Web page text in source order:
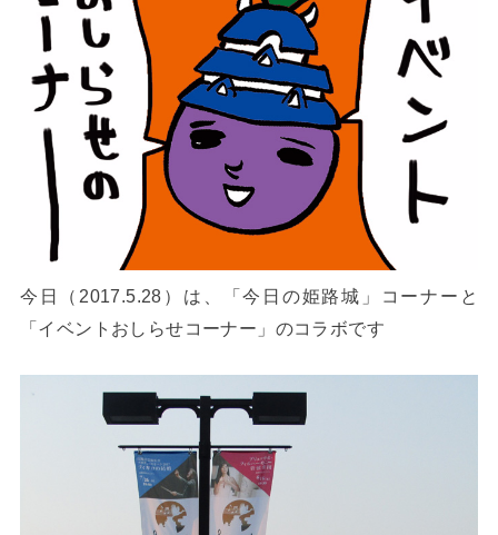
今日（2017.5.28）は、「今日の姫路城」コーナーと
「イベントおしらせコーナー」のコラボです